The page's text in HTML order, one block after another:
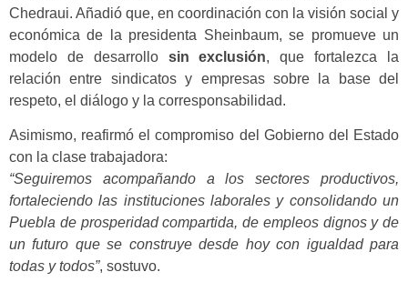
Chedraui. Añadió que, en coordinación con la visión social y
económica de la presidenta Sheinbaum, se promueve un
modelo de desarrollo sin exclusión, que fortalezca la
relación entre sindicatos y empresas sobre la base del
respeto, el diálogo y la corresponsabilidad.
Asimismo, reafirmó el compromiso del Gobierno del Estado
con la clase trabajadora:
“Seguiremos acompañando a los sectores productivos,
fortaleciendo las instituciones laborales y consolidando un
Puebla de prosperidad compartida, de empleos dignos y de
un futuro que se construye desde hoy con igualdad para
todas y todos”, sostuvo.